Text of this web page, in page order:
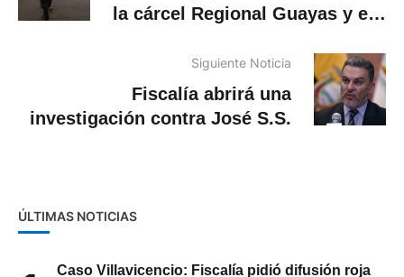
la cárcel Regional Guayas y en
Siguiente Noticia
Fiscalía abrirá una
investigación contra José S.S.
ÚLTIMAS NOTICIAS
Caso Villavicencio: Fiscalía pidió difusión roja